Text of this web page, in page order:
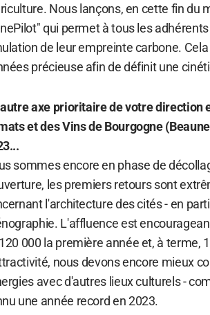
Nous lançons, en cette fin du
qui permet à tous les
de leur empreinte carbone.
précieuse afin de définit une
axe prioritaire de votre direction
et des Vins de Bourgogne
sommes encore en phase de
les premiers retours sont
l'architecture des cités - en
L'affluence est
000 la première année et, à terme,
nous devons encore mieux
avec d'autres lieux culturels -
une année record en 2023.